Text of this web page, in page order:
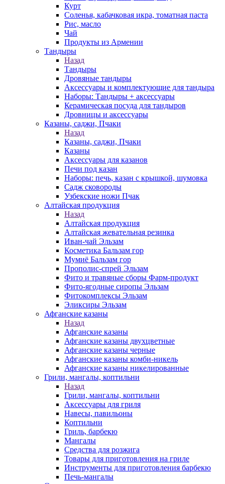
Курт
Соленья, кабачковая икра, томатная паста
Рис, масло
Чай
Продукты из Армении
Тандыры
Назад
Тандыры
Дровяные тандыры
Аксессуары и комплектующие для тандыра
Наборы: Тандыры + аксессуары
Керамическая посуда для тандыров
Дровницы и аксессуары
Казаны, саджи, Пчаки
Назад
Казаны, саджи, Пчаки
Казаны
Аксессуары для казанов
Печи под казан
Наборы: печь, казан с крышкой, шумовка
Садж сковороды
Узбекские ножи Пчак
Алтайская продукция
Назад
Алтайская продукция
Алтайская жевательная резинка
Иван-чай Эльзам
Косметика Бальзам гор
Мумиё Бальзам гор
Прополис-спрей Эльзам
Фито и травяные сборы Фарм-продукт
Фито-ягодные сиропы Эльзам
Фитокомплексы Эльзам
Эликсиры Эльзам
Афганские казаны
Назад
Афганские казаны
Афганские казаны двухцветные
Афганские казаны черные
Афганские казаны комби-никель
Афганские казаны никелированные
Грили, мангалы, коптильни
Назад
Грили, мангалы, коптильни
Аксессуары для гриля
Навесы, павильоны
Коптильни
Гриль, барбекю
Мангалы
Средства для розжига
Товары для приготовления на гриле
Инструменты для приготовления барбекю
Печь-мангалы